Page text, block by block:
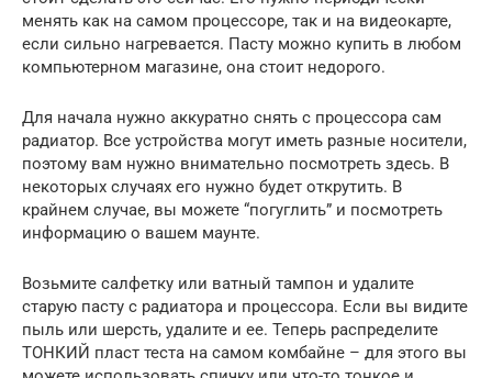
менять как на самом процессоре, так и на видеокарте,
если сильно нагревается. Пасту можно купить в любом
компьютерном магазине, она стоит недорого.
Для начала нужно аккуратно снять с процессора сам
радиатор. Все устройства могут иметь разные носители,
поэтому вам нужно внимательно посмотреть здесь. В
некоторых случаях его нужно будет открутить. В
крайнем случае, вы можете “погуглить” и посмотреть
информацию о вашем маунте.
Возьмите салфетку или ватный тампон и удалите
старую пасту с радиатора и процессора. Если вы видите
пыль или шерсть, удалите и ее. Теперь распределите
ТОНКИЙ пласт теста на самом комбайне – для этого вы